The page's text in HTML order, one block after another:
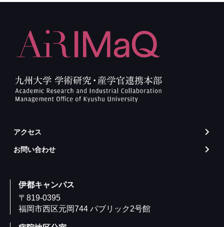
アクセス arrow_forward_ios
お問い合わせ arrow_forward_ios
伊都キャンパス
〒819-0395
福岡市西区元岡744 パブリック2号館